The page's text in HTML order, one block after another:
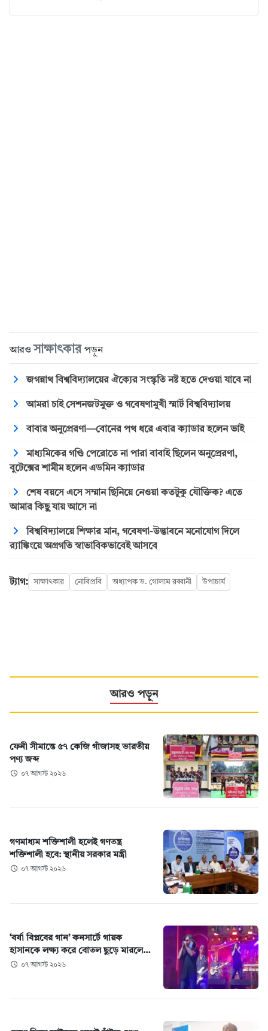
আরও সাক্ষাৎকার পড়ুন
জগন্নাথ বিশ্ববিদ্যালয়ের ঐক্যের সংস্কৃতি নষ্ট হতে দেওয়া যাবে না
আমরা চাই সেশনজটমুক্ত ও গবেষণামুখী স্মার্ট বিশ্ববিদ্যালয়
বাবার অনুপ্রেরণা—বোনের পথ ধরে এবার ক্যাডার হলেন ভাই
মাধ্যমিকের গণ্ডি পেরোতে না পারা বাবাই ছিলেন অনুপ্রেরণা,
বুটেক্সের শামীম হলেন এডমিন ক্যাডার
শেষ বয়সে এসে সম্মান ছিনিয়ে নেওয়া কতটুকু যৌক্তিক? এতে
আমার কিছু যায় আসে না
বিশ্ববিদ্যালয়ে শিক্ষার মান, গবেষণা-উদ্ভাবনে মনোযোগ দিলে
র‍্যাঙ্কিংয়ে অগ্রগতি স্বাভাবিকভাবেই আসবে
ট্যাগ: সাক্ষাৎকার নোবিপ্রবি অধ্যাপক ড. গোলাম রব্বানী উপাচার্য
আরও পড়ুন
ফেনী সীমান্তে ৫৭ কেজি গাঁজাসহ ভারতীয়
পণ্য জব্দ
০৭ আগস্ট ২০২৬
গণমাধ্যম শক্তিশালী হলেই গণতন্ত্র
শক্তিশালী হবে: স্থানীয় সরকার মন্ত্রী
০৭ আগস্ট ২০২৬
‘বর্ষা বিপ্লবের গান’ কনসার্টে গায়ক
হাসানকে লক্ষ্য করে বোতল ছুড়ে মারলে…
০৭ আগস্ট ২০২৬